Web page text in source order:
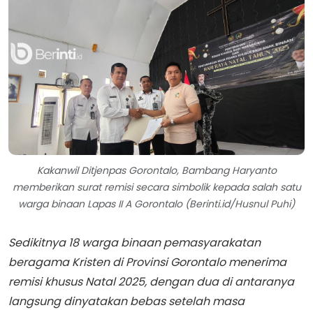
Kakanwil Ditjenpas Gorontalo, Bambang Haryanto
memberikan surat remisi secara simbolik kepada salah satu
warga binaan Lapas II A Gorontalo (Berinti.id/Husnul Puhi)
Sedikitnya 18 warga binaan pemasyarakatan
beragama Kristen di Provinsi Gorontalo menerima
remisi khusus Natal 2025, dengan dua di antaranya
langsung dinyatakan bebas setelah masa